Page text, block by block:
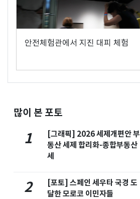
안전체험관에서 지진 대피 체험
많이 본 포토
1
[그래픽] 2026 세제개편안 부
동산 세제 합리화-종합부동산
세
2
[포토] 스페인 세우타 국경 도
달한 모로코 이민자들